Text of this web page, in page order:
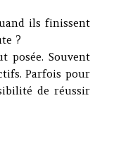
ils finissent
?
posée. Souvent
Parfois pour
de réussir
?